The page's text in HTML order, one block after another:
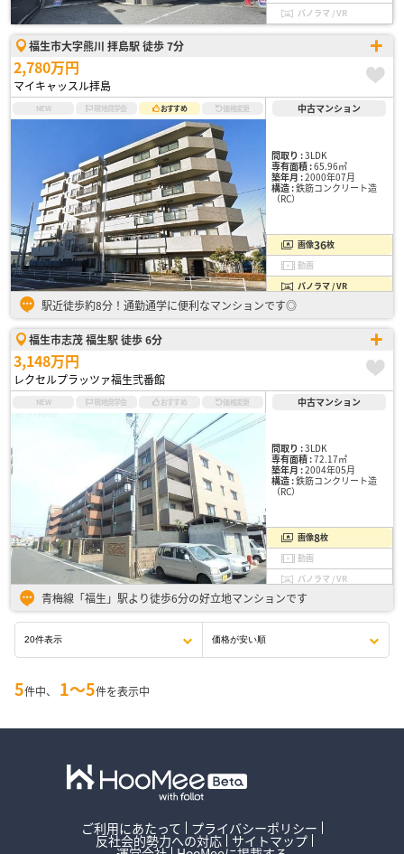
パノラマ / VR
福生市大字熊川 拝島駅 徒歩 7分
2,780万円
マイキャッスル拝島
NEW 現地見学会 おすすめ 価格変更 中古マンション
間取り :3LDK
専有面積 :65.96㎡
築年月 :2000年07月
構造 :鉄筋コンクリート造
（RC）
画像36枚
動画
パノラマ / VR
駅近徒歩約8分！通勤通学に便利なマンションです◎
福生市志茂 福生駅 徒歩 6分
3,148万円
レクセルプラッツァ福生弐番館
NEW 現地見学会 おすすめ 価格変更 中古マンション
間取り :3LDK
専有面積 :72.17㎡
築年月 :2004年05月
構造 :鉄筋コンクリート造
（RC）
画像8枚
動画
パノラマ / VR
青梅線「福生」駅より徒歩6分の好立地マンションです
5件中、 1〜5件を表示中
ご利用にあたって プライバシーポリシー
反社会的勢力への対応 サイトマップ